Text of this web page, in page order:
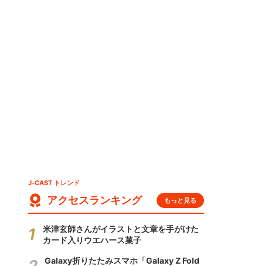
J-CAST トレンド
アクセスランキング もっと見る
米津玄師さんがイラストと文章を手がけた
カード入りウエハース菓子
Galaxy折りたたみスマホ「Galaxy Z Fold